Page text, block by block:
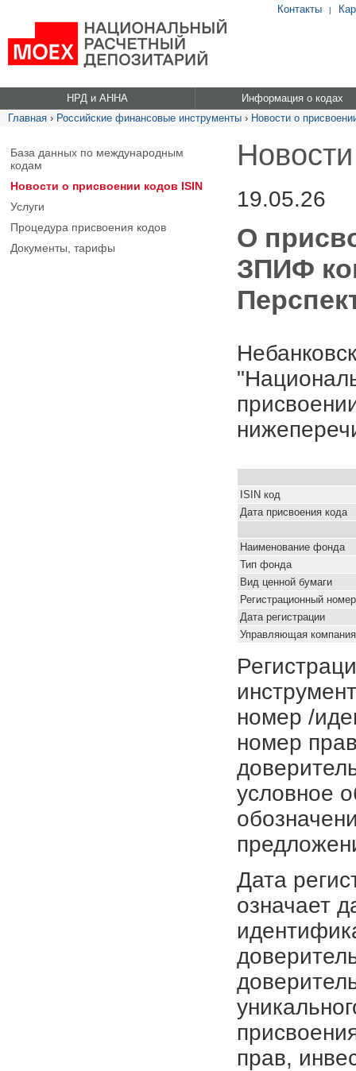
Контакты |
НРД и АННА
Информация о кодах
Главная › Российские финансовые инструменты › Новости о
База данных по международным
кодам
Новости о присвоении кодов ISIN
Услуги
Процедура присвоения кодов
Документы, тарифы
19.05.26
О
ЗПИФ
ISIN код
Дата присвоения кода
Наименование фонда
Тип фонда
Вид ценной бумаги
Регистрационный номер
Дата регистрации
Управляющая компания
номер /
номер
условное
Дата
означает
прав,